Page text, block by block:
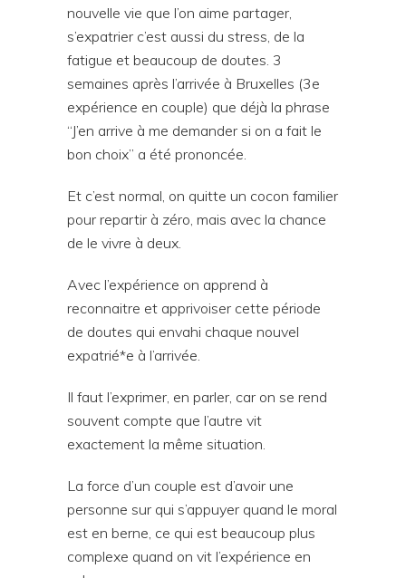
nouvelle vie que l’on aime partager,
s’expatrier c’est aussi du stress, de la
fatigue et beaucoup de doutes. 3
semaines après l’arrivée à Bruxelles (3e
expérience en couple) que déjà la phrase
“J’en arrive à me demander si on a fait le
bon choix” a été prononcée.
Et c’est normal, on quitte un cocon familier
pour repartir à zéro, mais avec la chance
de le vivre à deux.
Avec l’expérience on apprend à
reconnaitre et apprivoiser cette période
de doutes qui envahi chaque nouvel
expatrié*e à l’arrivée.
Il faut l’exprimer, en parler, car on se rend
souvent compte que l’autre vit
exactement la même situation.
La force d’un couple est d’avoir une
personne sur qui s’appuyer quand le moral
est en berne, ce qui est beaucoup plus
complexe quand on vit l’expérience en